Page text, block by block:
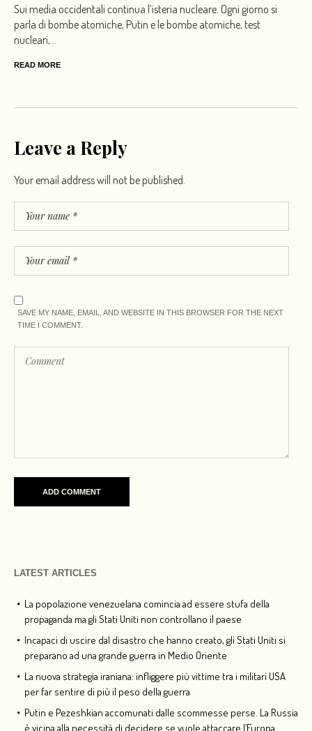
Sui media occidentali continua l’isteria nucleare. Ogni giorno si
parla di bombe atomiche, Putin e le bombe atomiche, test
nucleari,...
READ MORE
Leave a Reply
Your email address will not be published.
SAVE MY NAME, EMAIL, AND WEBSITE IN THIS BROWSER FOR THE NEXT
TIME I COMMENT.
LATEST ARTICLES
La popolazione venezuelana comincia ad essere stufa della
propaganda ma gli Stati Uniti non controllano il paese
Incapaci di uscire dal disastro che hanno creato, gli Stati Uniti si
preparano ad una grande guerra in Medio Oriente
La nuova strategia iraniana: infliggere più vittime tra i militari USA
per far sentire di più il peso della guerra
Putin e Pezeshkian accomunati dalle scommesse perse. La Russia
è vicina alla necessità di decidere se vuole attaccare l’Europa